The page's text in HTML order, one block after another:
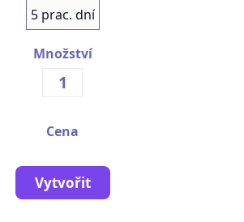
od 2,90 Kč
pro školy
trička…
5 prac. dní
Množství
Cena
Vytvořit